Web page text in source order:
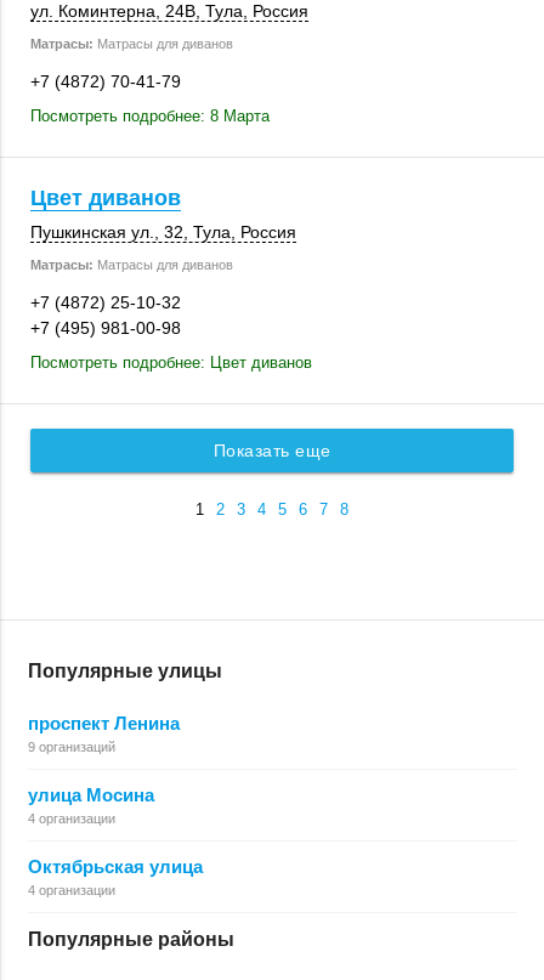
ул. Коминтерна 24В Тула Россия
Матрасы: Матрасы для диванов
+7 (4872) 70-41-79
Посмотреть подробнее: 8 Марта
Цвет диванов
Пушкинская ул., 32 Тула Россия
Матрасы: Матрасы для диванов
+7 (4872) 25-10-32
+7 (495) 981-00-98
Посмотреть подробнее: Цвет диванов
Показать еще
1 2 3 4 5 6 7 8
Популярные улицы
проспект Ленина
9 организаций
улица Мосина
4 организации
Октябрьская улица
4 организации
Популярные районы